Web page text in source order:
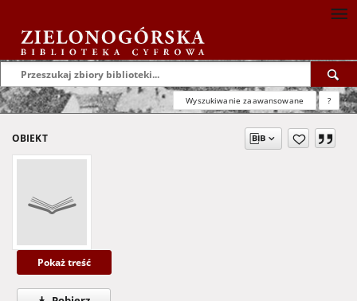
Wyszukiwanie zaawansowane ?
OBIEKT
Pokaż treść